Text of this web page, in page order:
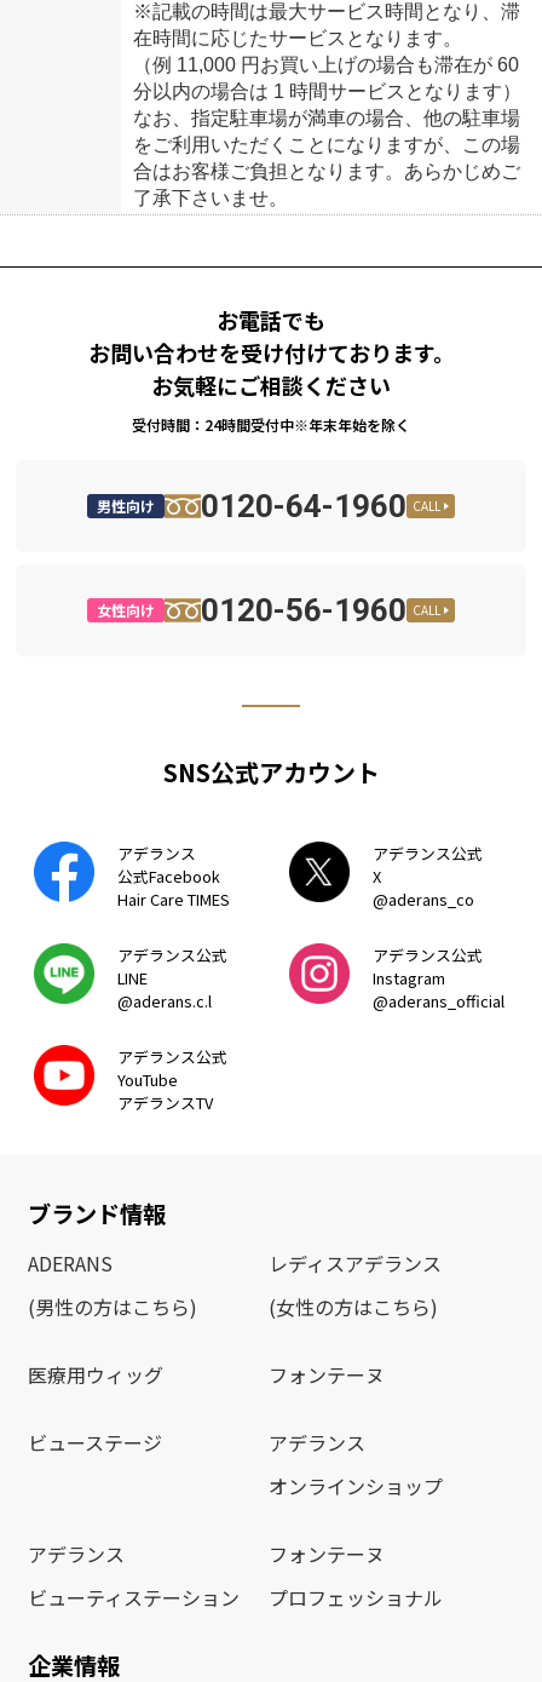
※記載の時間は最大サービス時間となり、滞
在時間に応じたサービスとなります。
（例 11,000 円お買い上げの場合も滞在が 60
分以内の場合は 1 時間サービスとなります）
なお、指定駐車場が満車の場合、他の駐車場
をご利用いただくことになりますが、この場
合はお客様ご負担となります。あらかじめご
了承下さいませ。
お電話でも
お問い合わせを受け付けております。
お気軽にご相談ください
受付時間：24時間受付中※年末年始を除く
男性向け 0120-64-1960 CALL
女性向け 0120-56-1960 CALL
SNS公式アカウント
アデランス
公式Facebook
Hair Care TIMES
アデランス公式
X
@aderans_co
アデランス公式
LINE
@aderans.c.l
アデランス公式
Instagram
@aderans_official
アデランス公式
YouTube
アデランスTV
ブランド情報
ADERANS
(男性の方はこちら)
レディスアデランス
(女性の方はこちら)
医療用ウィッグ フォンテーヌ
ビューステージ
アデランス
オンラインショップ
アデランス
ビューティステーション
フォンテーヌ
プロフェッショナル
企業情報